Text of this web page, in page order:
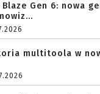
Blaze Gen 6: nowa
multitoola w